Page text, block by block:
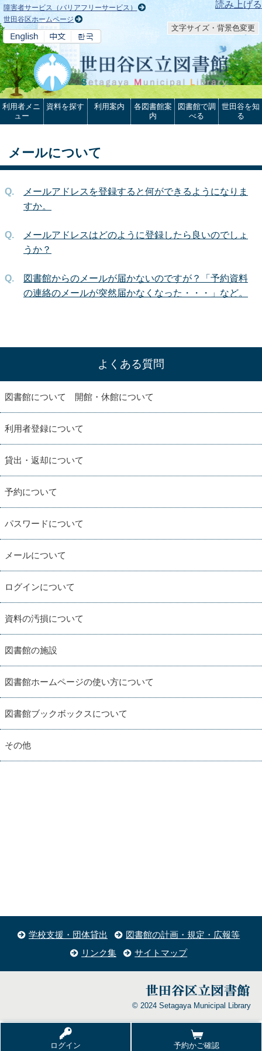
本文へ 読み上げる
障害者サービス（バリアフリーサービス）
世田谷区ホームページ
文字サイズ・背景色変更
ログイン 予約かご確認
利用者メニ
ュー
資料を探す 利用案内
各図書館案
内
図書館で調
べる
世田谷を知
る
メールについて
メールアドレスを登録すると何ができるようになりま
すか。
メールアドレスはどのように登録したら良いのでしょ
うか？
図書館からのメールが届かないのですが？「予約資料
の連絡のメールが突然届かなくなった・・・」など。
よくある質問
図書館について 開館・休館について
利用者登録について
貸出・返却について
予約について
パスワードについて
メールについて
ログインについて
資料の汚損について
図書館の施設
図書館ホームページの使い方について
図書館ブックボックスについて
その他
学校支援・団体貸出
図書館の計画・規定・広報等
リンク集
サイトマップ
© 2024 Setagaya Municipal Library